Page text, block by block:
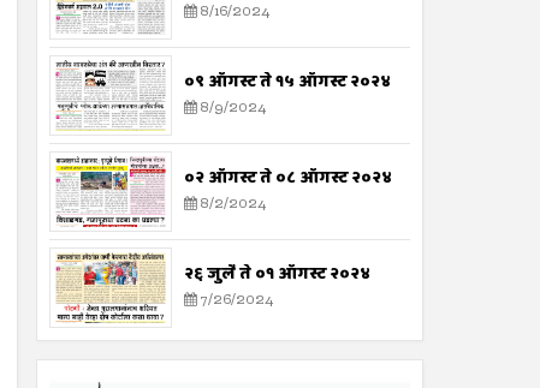
8/16/2024
०९ ऑगस्ट ते १५ ऑगस्ट २०२४
8/9/2024
०२ ऑगस्ट ते ०८ ऑगस्ट २०२४
8/2/2024
२६ जुलै ते ०१ ऑगस्ट २०२४
7/26/2024